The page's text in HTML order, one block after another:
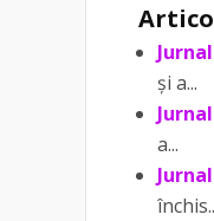
și a...
a...